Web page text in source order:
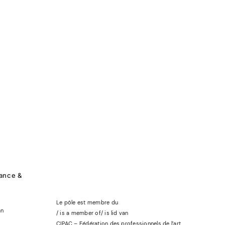
&
Le pôle est membre du
/ is a member of/is lid van
CIPAC – Fédération des professionnels de l’art